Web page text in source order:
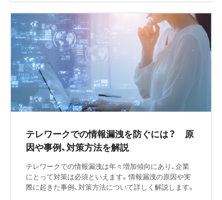
テレワークでの情報漏洩を防ぐには？ 原
因や事例、対策方法を解説
テレワークでの情報漏洩は年々増加傾向にあり、企業
にとって対策は必須といえます。情報漏洩の原因や実
際に起きた事例、対策方法について詳しく解説します。